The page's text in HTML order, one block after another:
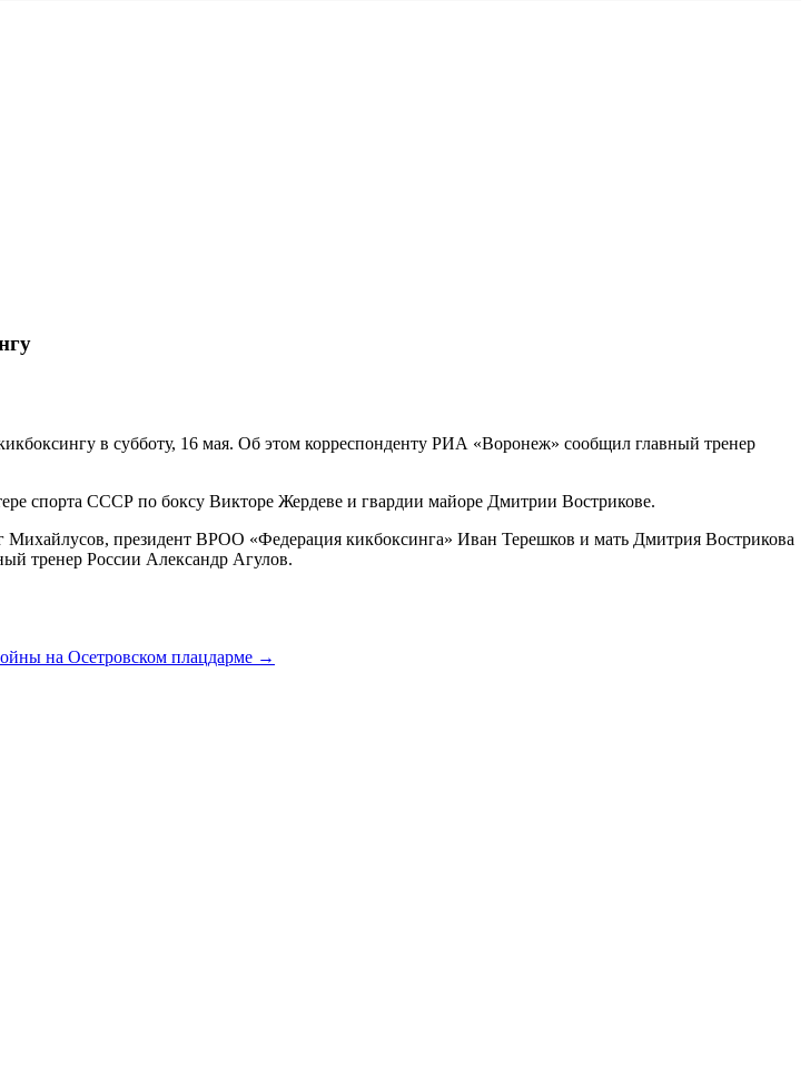
в субботу, 16 мая. Об этом корреспонденту РИА «Воронеж» сообщил главный тренер
спорта СССР по боксу Викторе Жердеве и гвардии майоре Дмитрии Вострикове.
президент ВРОО «Федерация кикбоксинга» Иван Терешков и мать Дмитрия Вострикова
тренер России Александр Агулов.
на Осетровском плацдарме →